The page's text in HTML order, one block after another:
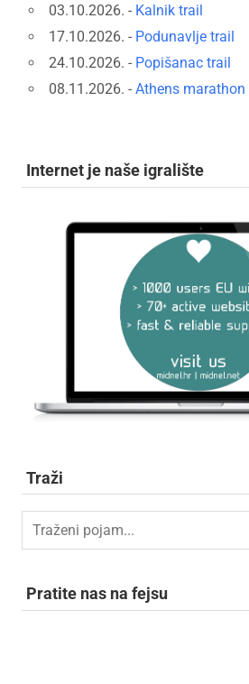
03.10.2026. - Kalnik trail
17.10.2026. - Podunavlje trail
24.10.2026. - Popišanac trail
08.11.2026. - Athens marathon
Internet je naše igralište
Traži
Pratite nas na fejsu